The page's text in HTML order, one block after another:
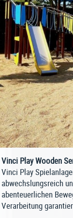
Vinci Play Wooden
Vinci Play
abwechslungsreich
abenteuerlichen
Verarbeitung